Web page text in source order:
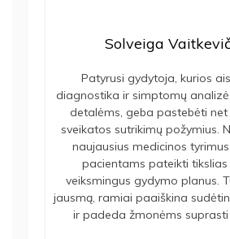
Solveiga
Patyrusi gydytoja, kurios
diagnostika ir simptomų
detalėms, geba pastebėti net
sveikatos sutrikimų požymius.
naujausius medicinos
pacientams pateikti
veiksmingus gydymo planus.
jausmą, ramiai paaiškina
ir padeda žmonėms suprasti